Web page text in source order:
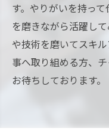
す。やりがいを持っ
を磨きながら活躍し
や技術を磨いてスキ
事へ取り組める方、
お待ちしております。